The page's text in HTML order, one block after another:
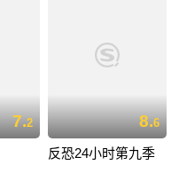
7.2 8.6
反恐24小时第九季